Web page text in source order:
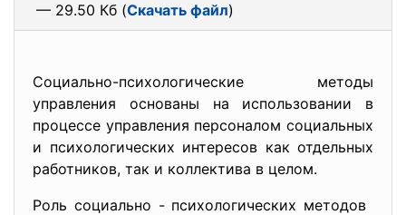
— 29.50 Кб (Скачать файл)
Социально-психологические методы
управления основаны на использовании в
процессе управления персоналом социальных
и психологических интересов как отдельных
работников, так и коллектива в целом.
Роль социально - психологических методов